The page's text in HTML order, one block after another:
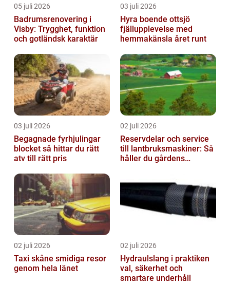
05 juli 2026
Badrumsrenovering i
Visby: Trygghet, funktion
och gotländsk karaktär
03 juli 2026
Hyra boende ottsjö
fjällupplevelse med
hemmakänsla året runt
03 juli 2026
Begagnade fyrhjulingar
blocket så hittar du rätt
atv till rätt pris
02 juli 2026
Reservdelar och service
till lantbruksmaskiner: Så
håller du gårdens
02 juli 2026
Taxi skåne smidiga resor
genom hela länet
02 juli 2026
Hydraulslang i praktiken
val, säkerhet och
smartare underhåll